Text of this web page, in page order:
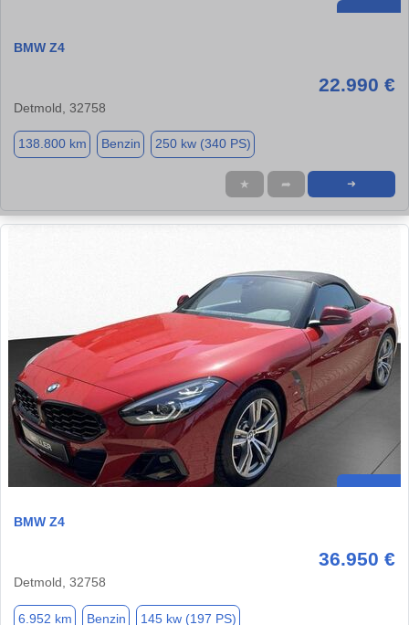
BMW Z4
22.990 €
Detmold, 32758
138.800 km Benzin 250 kw (340 PS)
★ ➦ ➜
BMW Z4
36.950 €
Detmold, 32758
6.952 km Benzin 145 kw (197 PS)